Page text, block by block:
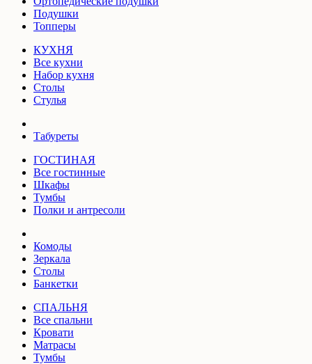
Подушки
Топперы
КУХНЯ
Все кухни
Набор кухня
Столы
Стулья
Табуреты
ГОСТИНАЯ
Все гостинные
Шкафы
Тумбы
Полки и антресоли
Комоды
Зеркала
Столы
Банкетки
СПАЛЬНЯ
Все спальни
Кровати
Матрасы
Тумбы